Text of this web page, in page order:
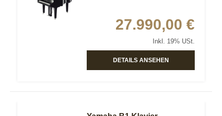
27.990,00 €
Inkl. 19% USt.
DETAILS ANSEHEN